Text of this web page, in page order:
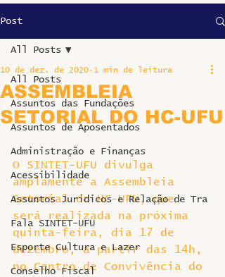
Post
All Posts
Assuntos das Fundações
Assuntos de Aposentados
Administração e Finanças
Acessibilidade
Assuntos Jurídicos e Relação de Tra
Fala SINTET-UFU
Esporte Cultura e Lazer
Conselho Fiscal
All Posts
ASSEMBLEIA
SETORIAL DO HC-UFU
10 de dez. de 2020 1 min de leitura
O SINTET-UFU divulga
amplamente a Assembleia
Setorial do HC-UFU, que
será realizada na próxima
quinta-feira, dia 17 de
dezembro, a partir das 14h,
no Centro de Convivência do